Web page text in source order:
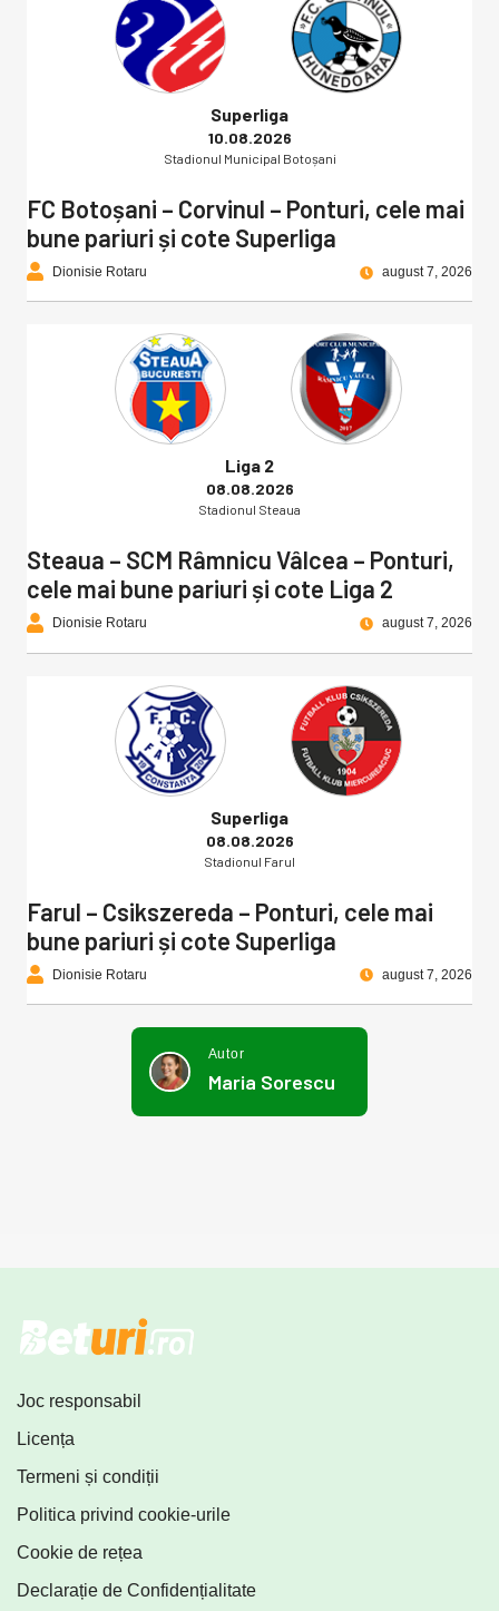
Superliga
10.08.2026
Stadionul Municipal Botoșani
FC Botoșani – Corvinul – Ponturi, cele mai
bune pariuri și cote Superliga
Dionisie Rotaru august 7, 2026
Liga 2
08.08.2026
Stadionul Steaua
Steaua – SCM Râmnicu Vâlcea – Ponturi,
cele mai bune pariuri și cote Liga 2
Dionisie Rotaru august 7, 2026
Superliga
08.08.2026
Stadionul Farul
Farul – Csikszereda – Ponturi, cele mai
bune pariuri și cote Superliga
Dionisie Rotaru august 7, 2026
Autor
Maria Sorescu
Joc responsabil
Licența
Termeni și condiții
Politica privind cookie-urile
Cookie de rețea
Declarație de Confidențialitate